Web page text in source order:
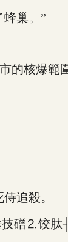
巢。”
的核爆範
追殺。
技磳⒉饺